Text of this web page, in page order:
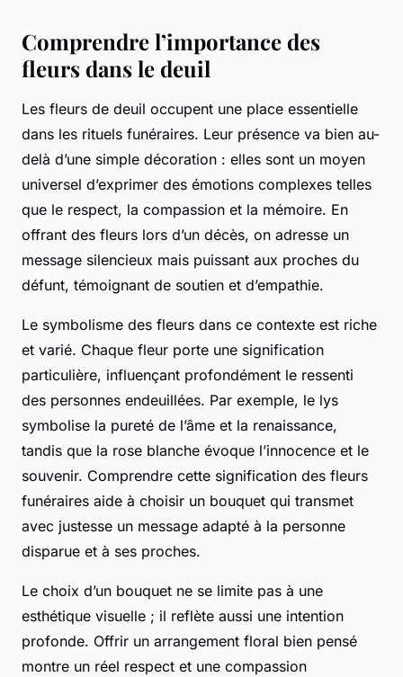
Comprendre l’importance des
fleurs dans le deuil
Les fleurs de deuil occupent une place essentielle
dans les rituels funéraires. Leur présence va bien au-
delà d’une simple décoration : elles sont un moyen
universel d’exprimer des émotions complexes telles
que le respect, la compassion et la mémoire. En
offrant des fleurs lors d’un décès, on adresse un
message silencieux mais puissant aux proches du
défunt, témoignant de soutien et d’empathie.
Le symbolisme des fleurs dans ce contexte est riche
et varié. Chaque fleur porte une signification
particulière, influençant profondément le ressenti
des personnes endeuillées. Par exemple, le lys
symbolise la pureté de l’âme et la renaissance,
tandis que la rose blanche évoque l’innocence et le
souvenir. Comprendre cette signification des fleurs
funéraires aide à choisir un bouquet qui transmet
avec justesse un message adapté à la personne
disparue et à ses proches.
Le choix d’un bouquet ne se limite pas à une
esthétique visuelle ; il reflète aussi une intention
profonde. Offrir un arrangement floral bien pensé
montre un réel respect et une compassion